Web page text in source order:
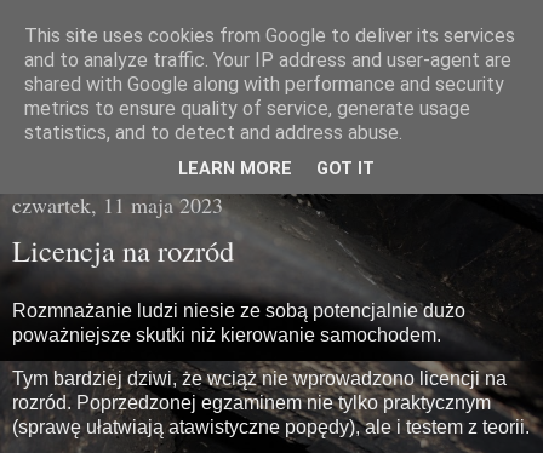
Miasto Gówna
brzydka prawda z poziomu chodnika
czwartek, 11 maja 2023
Licencja na rozród
Rozmnażanie ludzi niesie ze sobą potencjalnie dużo
poważniejsze skutki niż kierowanie samochodem.
Tym bardziej dziwi, że wciąż nie wprowadzono licencji na
rozród. Poprzedzonej egzaminem nie tylko praktycznym
(sprawę ułatwiają atawistyczne popędy), ale i testem z teorii.
This site uses cookies from Google to deliver its services
and to analyze traffic. Your IP address and user-agent are
shared with Google along with performance and security
metrics to ensure quality of service, generate usage
statistics, and to detect and address abuse.
LEARN MORE GOT IT